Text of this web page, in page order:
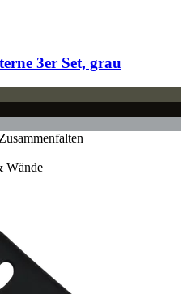
3er Set, grau
Wände